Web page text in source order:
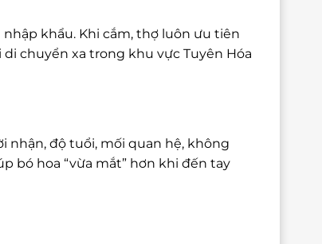
khẩu. Khi cắm, thợ luôn ưu tiên
chuyển xa trong khu vực Tuyên Hóa
nhận, độ tuổi, mối quan hệ, không
bó hoa “vừa mắt” hơn khi đến tay